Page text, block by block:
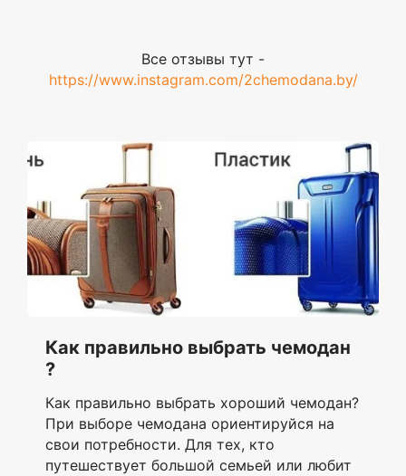
Все отзывы тут -
https://www.instagram.com/2chemodana.by/
Как правильно выбрать чемодан
?
Как правильно выбрать хороший чемодан?
При выборе чемодана ориентируйся на
свои потребности. Для тех, кто
путешествует большой семьей или любит